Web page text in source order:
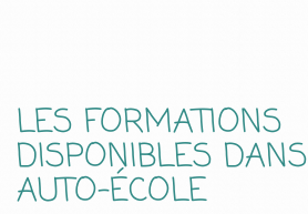
LES FORMATIONS
DISPONIBLES
AUTO-ÉCOLE